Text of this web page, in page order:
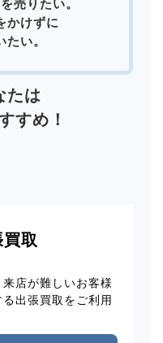
売りたい。
かけずに
い。
たは
すめ！
取
店が難しいお客様
出張買取をご利用